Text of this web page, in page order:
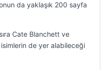
da yaklaşık 200 sayfa
Cate Blanchett ve
de yer alabileceği